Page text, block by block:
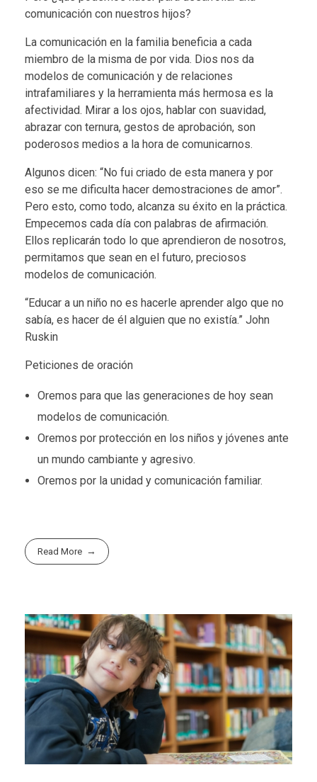
comunicación con nuestros hijos?
La comunicación en la familia beneficia a cada
miembro de la misma de por vida. Dios nos da
modelos de comunicación y de relaciones
intrafamiliares y la herramienta más hermosa es la
afectividad. Mirar a los ojos, hablar con suavidad,
abrazar con ternura, gestos de aprobación, son
poderosos medios a la hora de comunicarnos.
Algunos dicen: “No fui criado de esta manera y por
eso se me dificulta hacer demostraciones de amor”.
Pero esto, como todo, alcanza su éxito en la práctica.
Empecemos cada día con palabras de afirmación.
Ellos replicarán todo lo que aprendieron de nosotros,
permitamos que sean en el futuro, preciosos
modelos de comunicación.
“Educar a un niño no es hacerle aprender algo que no
sabía, es hacer de él alguien que no existía.” John
Ruskin
Peticiones de oración
Oremos para que las generaciones de hoy sean
modelos de comunicación.
Oremos por protección en los niños y jóvenes ante
un mundo cambiante y agresivo.
Oremos por la unidad y comunicación familiar.
Read More